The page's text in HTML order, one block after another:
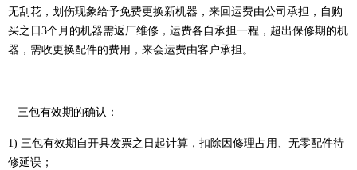
无刮花，划伤现象给予免费更换新机器，来回运费由公司承担，自购
买之日3个月的机器需返厂维修，运费各自承担一程，超出保修期的机
器，需收更换配件的费用，来会运费由客户承担。
三包有效期的确认：
1) 三包有效期自开具发票之日起计算，扣除因修理占用、无零配件待
修延误；